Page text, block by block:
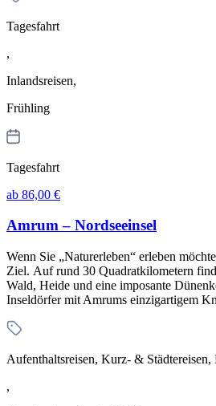
Tagesfahrt
,
Inlandsreisen,
Frühling
Tagesfahrt
ab 86,00 €
Amrum – Nordseeinsel
Wenn Sie „Naturerleben“ erleben
Ziel. Auf rund 30 Quadratkilometern
Wald, Heide und eine imposante
Inseldörfer mit Amrums einzigartigem
Aufenthaltsreisen, Kurz- & Städtereisen,
,